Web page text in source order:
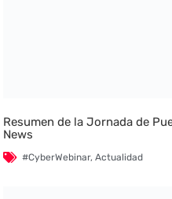
Resumen de la Jornada de
News
#CyberWebinar,Actualidad